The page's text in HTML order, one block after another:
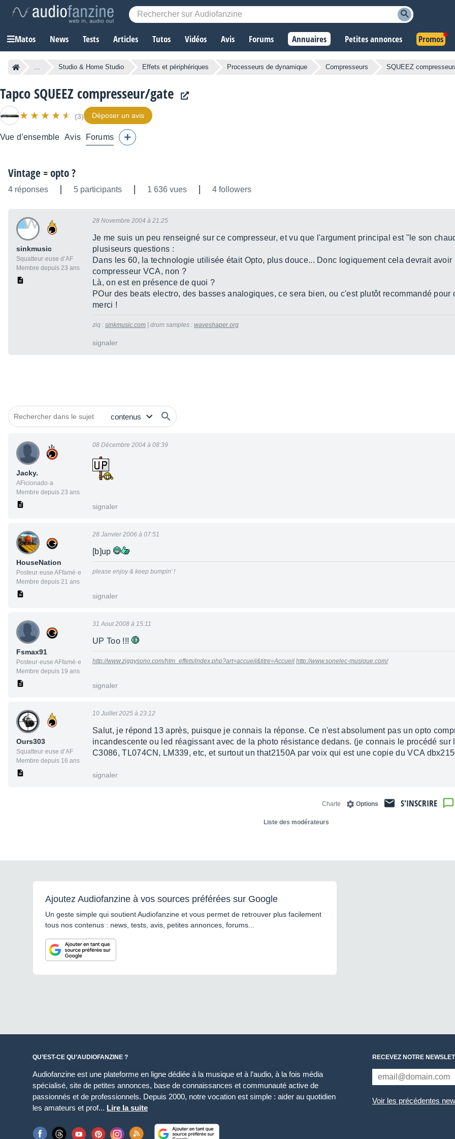
Matos News Tests Articles Tutos Vidéos Avis Forums Annuaires Petites annonces Promos
... Studio & Home Studio Effets et périphériques Processeurs de dynamique Compresseurs SQUEEZ
Tapco SQUEEZ compresseur/gate
(3) Déposer un avis
Vue d’ensemble Avis Forums
Vintage = opto ?
4 réponses 5 participants 1 636 vues 4 followers
sinkmusic
Squatteur·euse d’AF
Membre depuis 23 ans
28 Novembre 2004 à 21:25
Je me suis un peu renseigné sur ce compresseur, et vu que l'argument principal est "le son
plusiseurs questions :
Dans les 60, la technologie utilisée était Opto, plus douce... Donc logiquement cela devrait avoir
compresseur VCA, non ?
Là, on est en présence de quoi ?
POur des beats electro, des basses analogiques, ce sera bien, ou c'est plutôt recommandé
merci !
ziq : sinkmusic.com | drum samples : waveshaper.org
signaler
Jacky.
AFicionado·a
Membre depuis 23 ans
08 Décembre 2004 à 08:39
signaler
HouseNation
Posteur·euse AFfamé·e
Membre depuis 21 ans
28 Janvier 2006 à 07:51
[b]up
please enjoy & keep bumpin' !
signaler
Fsmax91
Posteur·euse AFfamé·e
Membre depuis 19 ans
31 Aout 2008 à 15:11
UP Too !!!
http://www.ziggysono.com/htm_effets/index.php?art=accueil&titre=Accueil http://www.sonelec-musique.com/
signaler
Ours303
Squatteur·euse d’AF
Membre depuis 16 ans
10 Juillet 2025 à 23:12
Salut, je répond 13 après, puisque je connais la réponse. Ce n'est absolument pas un opto
incandescente ou led réagissant avec de la photo résistance dedans. (je connais le procédé sur
C3086, TL074CN, LM339, etc, et surtout un that2150A par voix qui est une copie du VCA
signaler
S'INSCRIRE
Options
Charte
Liste des modérateurs
Ajoutez Audiofanzine à vos sources préférées sur Google
Un geste simple qui soutient Audiofanzine et vous permet de retrouver plus facilement
tous nos contenus : news, tests, avis, petites annonces, forums...
QU’EST-CE QU’AUDIOFANZINE ?
Audiofanzine est une plateforme en ligne dédiée à la musique et à l’audio, à la fois média
spécialisé, site de petites annonces, base de connaissances et communauté active de
passionnés et de professionnels. Depuis 2000, notre vocation est simple : aider au quotidien
les amateurs et prof... Lire la suite
RECEVEZ NOTRE
Voir les précédentes